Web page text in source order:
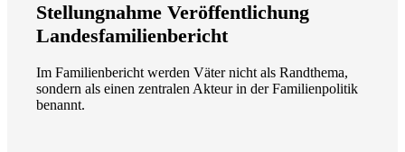
Stellungnahme Veröffentlichung
Landesfamilienbericht
Im Familienbericht werden Väter nicht als Randthema,
sondern als einen zentralen Akteur in der Familienpolitik
benannt.